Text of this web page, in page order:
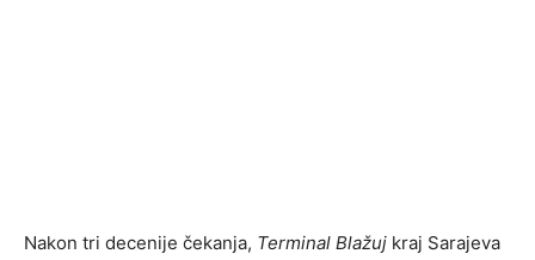
Nakon tri decenije čekanja, Terminal Blažuj kraj Sarajeva